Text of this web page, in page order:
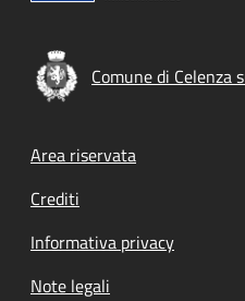
Comune di Celenza
Footer menu
Area riservata
Crediti
Informativa privacy
Note legali